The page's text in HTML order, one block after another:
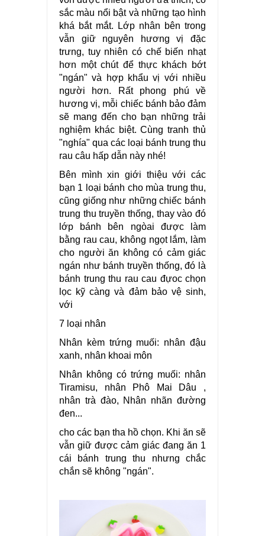
sắc màu nổi bật và những tạo hình
khá bắt mắt. Lớp nhân bên trong
vẫn giữ nguyên hương vị đặc
trưng, tuy nhiên có chế biến nhạt
hơn một chút để thực khách bớt
"ngán" và hợp khẩu vị với nhiều
người hơn. Rất phong phú về
hương vị, mỗi chiếc bánh bảo đảm
sẽ mang đến cho bạn những trải
nghiệm khác biệt. Cùng tranh thủ
"nghía" qua các loại bánh trung thu
rau câu hấp dẫn này nhé!
Bên mình xin giới thiệu với các
bạn 1 loại bánh cho mùa trung thu,
cũng giống như những chiếc bánh
trung thu truyền thống, thay vào đó
lớp bánh bên ngòai được làm
bằng rau cau, không ngọt lắm, làm
cho người ăn không có cảm giác
ngán như bánh truyền thống, đó là
bánh trung thu rau cau đựoc chọn
lọc kỹ càng và đảm bảo vệ sinh,
với
7 loại nhân
Nhân kèm trứng muối: nhân đậu
xanh, nhân khoai môn
Nhân không có trứng muối: nhân
Tiramisu, nhân Phô Mai Dâu ,
nhân trà đào, Nhân nhãn đường
đen...
cho các bạn tha hồ chọn. Khi ăn sẽ
vẫn giữ được cảm giác đang ăn 1
cái bánh trung thu nhưng chắc
chắn sẽ không "ngán".